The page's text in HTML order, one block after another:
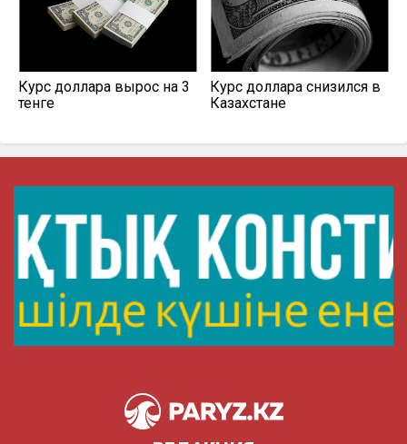
Курс доллара вырос на 3
тенге
Курс доллара снизился в
Казахстане